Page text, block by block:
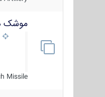
موشک
Missile